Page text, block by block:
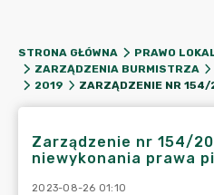
STRONA GŁÓWNA
PRAWO
ZARZĄDZENIA BURMISTRZA
2019
Zarządzenie nr 154/
niewykonania prawa
2023-08-26 01:10